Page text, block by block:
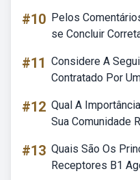
#10 Pelos
se Concluir
#11 Considere A
Contratado Por
#12 Qual A
Sua Comunidade
#13 Quais São Os
Receptores B1